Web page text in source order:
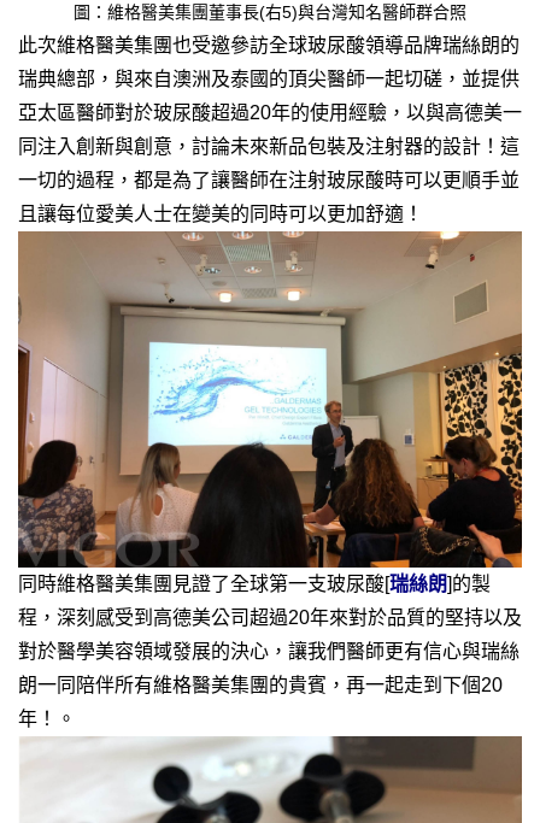
圖：維格醫美集團董事長(右5)與台灣知名醫師群合照
此次維格醫美集團也受邀參訪全球玻尿酸領導品牌瑞絲朗的
瑞典總部，與來自澳洲及泰國的頂尖醫師一起切磋，並提供
亞太區醫師對於玻尿酸超過20年的使用經驗，以與高德美一
同注入創新與創意，討論未來新品包裝及注射器的設計！這
一切的過程，都是為了讓醫師在注射玻尿酸時可以更順手並
且讓每位愛美人士在變美的同時可以更加舒適！
同時維格醫美集團見證了全球第一支玻尿酸[瑞絲朗]的製
程，深刻感受到高德美公司超過20年來對於品質的堅持以及
對於醫學美容領域發展的決心，讓我們醫師更有信心與瑞絲
朗一同陪伴所有維格醫美集團的貴賓，再一起走到下個20
年！。